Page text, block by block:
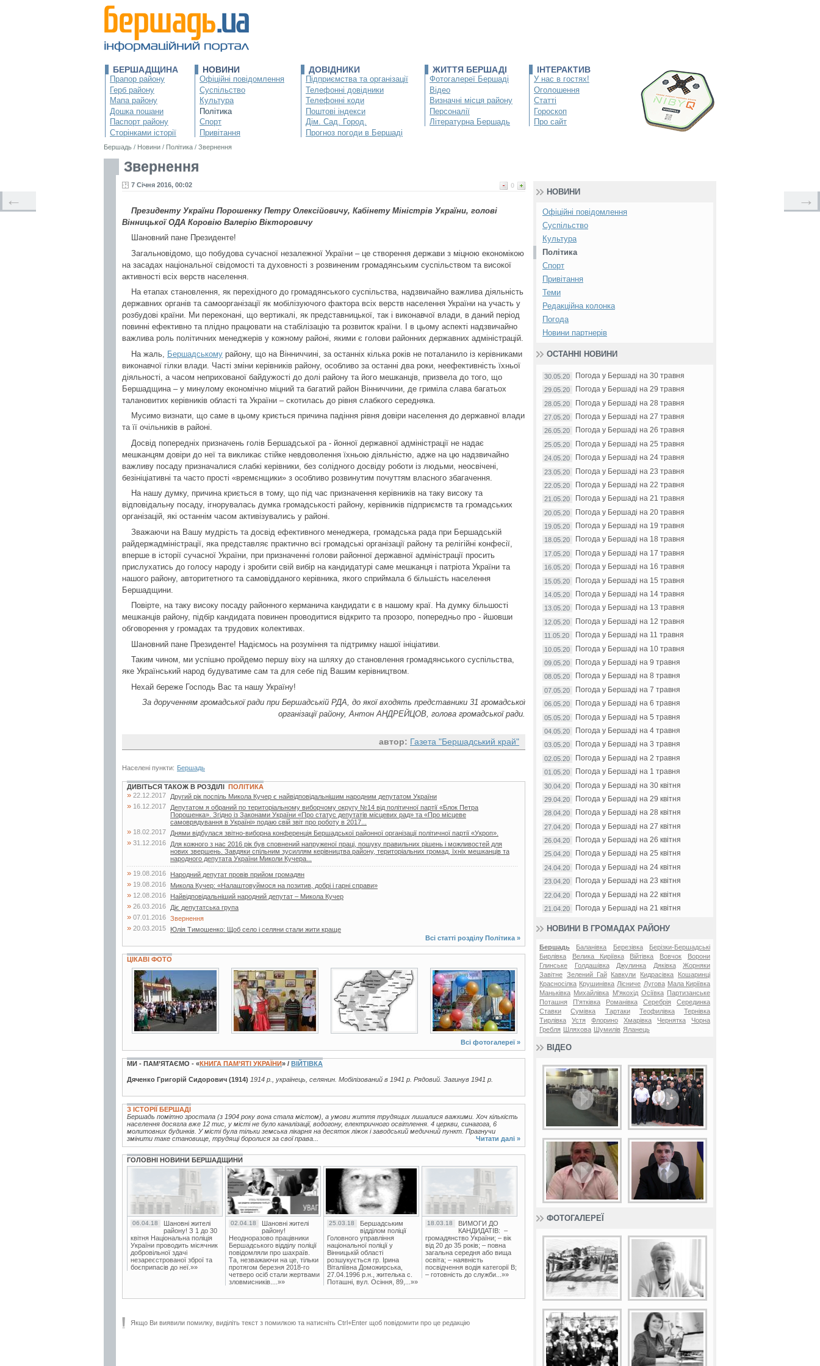
БЕРШАДЩИНА
Прапор району
Герб району
Мапа району
Дошка пошани
Паспорт району
Сторінками історії
НОВИНИ
Офіційні повідомлення
Суспільство
Культура
Політика
Спорт
Привітання
ДОВІДНИКИ
Підприємства та організації
Телефонні довідники
Телефонні коди
Поштові індекси
Дім. Сад. Город.
Прогноз погоди в Бершаді
ЖИТТЯ БЕРШАДІ
Фотогалереї Бершаді
Відео
Визначні місця району
Персоналії
Літературна Бершадь
ІНТЕРАКТИВ
У нас в гостях!
Оголошення
Статті
Гороскоп
Про сайт
Бершадь / Новини / Політика / Звернення
Звернення
0
7 Січня 2016, 00:02
Президенту України Порошенку Петру Олексійовичу, Кабінету Міністрів України, голові
Вінницької ОДА Коровію Валерію Вікторовичу
Шановний пане Президенте!
Загальновідомо, що побудова сучасної незалежної України – це створення держави з міцною економікою
на засадах національної свідомості та духовності з розвиненим громадянським суспільством та високої
активності всіх верств населення.
На етапах становлення, як перехідного до громадянського суспільства, надзвичайно важлива діяльність
державних органів та самоорганізації як мобілізуючого фактора всіх верств населення України на участь у
розбудові країни. Ми переконані, що вертикалі, як представницької, так і виконавчої влади, в даний період
повинні ефективно та плідно працювати на стабілізацію та розвиток країни. І в цьому аспекті надзвичайно
важлива роль політичних менеджерів у кожному районі, якими є голови районних державних адміністрацій.
На жаль, Бершадському району, що на Вінниччині, за останніх кілька років не поталанило із керівниками
виконавчої гілки влади. Часті зміни керівників району, особливо за останні два роки, неефективність їхньої
діяльності, а часом неприхованої байдужості до долі району та його мешканців, призвела до того, що
Бершадщина – у минулому економічно міцний та багатий район Вінниччини, де гриміла слава багатьох
талановитих керівників області та України – скотилась до рівня слабкого середняка.
Мусимо визнати, що саме в цьому криється причина падіння рівня довіри населення до державної влади
та її очільників в районі.
Досвід попередніх призначень голів Бершадської ра - йонної державної адміністрації не надає
мешканцям довіри до неї та викликає стійке невдоволення їхньою діяльністю, адже на цю надзвичайно
важливу посаду призначалися слабкі керівники, без солідного досвіду роботи із людьми, неосвічені,
безініціативні та часто прості «времєнщики» з особливо розвинутим почуттям власного збагачення.
На нашу думку, причина криється в тому, що під час призначення керівників на таку високу та
відповідальну посаду, ігнорувалась думка громадськості району, керівників підприємств та громадських
організацій, які останнім часом активізувались у районі.
Зважаючи на Вашу мудрість та досвід ефективного менеджера, громадська рада при Бершадській
райдержадміністрації, яка представляє практично всі громадські організації району та релігійні конфесії,
вперше в історії сучасної України, при призначенні голови районної державної адміністрації просить
прислухатись до голосу народу і зробити свій вибір на кандидатурі саме мешканця і патріота України та
нашого району, авторитетного та самовідданого керівника, якого сприймала б більшість населення
Бершадщини.
Повірте, на таку високу посаду районного керманича кандидати є в нашому краї. На думку більшості
мешканців району, підбір кандидата повинен проводитися відкрито та прозоро, попередньо про - йшовши
обговорення у громадах та трудових колективах.
Шановний пане Президенте! Надіємось на розуміння та підтримку нашої ініціативи.
Таким чином, ми успішно пройдемо першу віху на шляху до становлення громадянського суспільства,
яке Український народ будуватиме сам та для себе під Вашим керівництвом.
Нехай береже Господь Вас та нашу Україну!
За дорученням громадської ради при Бершадській РДА, до якої входять представники 31 громадської
організації району, Антон АНДРЕЙЦОВ, голова громадської ради.
автор: Газета "Бершадський край"
Населені пункти: Бершадь
← →
ДИВІТЬСЯ ТАКОЖ В РОЗДІЛІ ПОЛІТИКА
» 22.12.2017 Другий рік поспіль Микола Кучер є найвідповідальнішим народним депутатом України
» 16.12.2017
Депутатом я обраний по територіальному виборчому округу №14 від політичної партії «Блок Петра
Порошенка». Згідно із Законами України «Про статус депутатів місцевих рад» та «Про місцеве
самоврядування в Україні» подаю свій звіт про роботу в 2017...
» 18.02.2017 Днями відбулася звітно-виборна конференція Бершадської районної організації політичної партії «Укроп».
» 31.12.2016
Для кожного з нас 2016 рік був сповнений напруженої праці, пошуку правильних рішень і можливостей для
нових звершень. Завдяки спільним зусиллям керівництва району, територіальних громад, їхніх мешканців та
народного депутата України Миколи Кучера...
» 19.08.2016 Народний депутат провів прийом громадян
» 19.08.2016 Микола Кучер: «Налаштовуймося на позитив, добрі і гарні справи»
» 12.08.2016 Найвідповідальніший народний депутат – Микола Кучер
» 26.03.2016 Діє депутатська група
» 07.01.2016 Звернення
» 20.03.2015
Юлія Тимошенко: Щоб село і селяни стали жити краще
Всі статті розділу Політика »
ЦІКАВІ ФОТО
5 фото 5 фото 7 фото 8 фото
Всі фотогалереї »
МИ - ПАМ’ЯТАЄМО - «КНИГА ПАМ’ЯТІ УКРАЇНИ» / ВІЙТІВКА
Дяченко Григорій Сидорович (1914) 1914 р., українець, селянин. Мобілізований в 1941 р. Рядовий. Загинув 1941 р.
З ІСТОРІЇ БЕРШАДІ
Бершадь помітно зростала (з 1904 року вона стала містом), а умови життя трудящих лишалися важкими. Хоч кількість
населення досягла вже 12 тис, у місті не було каналізації, водогону, електричного освітлення. 4 церкви, синагога, 6
молитовних будинків. У місті була тільки земська лікарня на десяток ліжок і заводський медичний пункт. Прагнучи
змінити таке становище, трудящі боролися за свої права...
Читати далі »
ГОЛОВНІ НОВИНИ БЕРШАДЩИНИ
06.04.18
Шановні жителі
району! З 1 до 30
квітня Національна поліція
України проводить місячник
добровільної здачі
незареєстрованої зброї та
боєприпасів до неї.»»
02.04.18
Шановні жителі
району!
Неодноразово працівники
Бершадського відділу поліції
повідомляли про шахраїв.
Та, незважаючи на це, тільки
протягом березня 2018-го
четверо осіб стали жертвами
зловмисників....»»
25.03.18
Бершадським
відділом поліції
Головного управління
національної поліції у
Вінницькій області
розшукується гр. Ірина
Віталіївна Доможирська,
27.04.1996 р.н., жителька с.
Поташні, вул. Осіння, 89,...»»
18.03.18
ВИМОГИ ДО
КАНДИДАТІВ: –
громадянство України; – вік
від 20 до 35 років; – повна
загальна середня або вища
освіта; – наявність
посвідчення водія категорії В;
– готовність до служби...»»
Якщо Ви виявили помилку, виділіть текст з помилкою та натисніть Ctrl+Enter щоб повідомити про це редакцію
НОВИНИ
Офіційні повідомлення
Суспільство
Культура
Політика
Спорт
Привітання
Теми
Редакційна колонка
Погода
Новини партнерів
ОСТАННІ НОВИНИ
30.05.20 Погода у Бершаді на 30 травня
29.05.20 Погода у Бершаді на 29 травня
28.05.20 Погода у Бершаді на 28 травня
27.05.20 Погода у Бершаді на 27 травня
26.05.20 Погода у Бершаді на 26 травня
25.05.20 Погода у Бершаді на 25 травня
24.05.20 Погода у Бершаді на 24 травня
23.05.20 Погода у Бершаді на 23 травня
22.05.20 Погода у Бершаді на 22 травня
21.05.20 Погода у Бершаді на 21 травня
20.05.20 Погода у Бершаді на 20 травня
19.05.20 Погода у Бершаді на 19 травня
18.05.20 Погода у Бершаді на 18 травня
17.05.20 Погода у Бершаді на 17 травня
16.05.20 Погода у Бершаді на 16 травня
15.05.20 Погода у Бершаді на 15 травня
14.05.20 Погода у Бершаді на 14 травня
13.05.20 Погода у Бершаді на 13 травня
12.05.20 Погода у Бершаді на 12 травня
11.05.20 Погода у Бершаді на 11 травня
10.05.20 Погода у Бершаді на 10 травня
09.05.20 Погода у Бершаді на 9 травня
08.05.20 Погода у Бершаді на 8 травня
07.05.20 Погода у Бершаді на 7 травня
06.05.20 Погода у Бершаді на 6 травня
05.05.20 Погода у Бершаді на 5 травня
04.05.20 Погода у Бершаді на 4 травня
03.05.20 Погода у Бершаді на 3 травня
02.05.20 Погода у Бершаді на 2 травня
01.05.20 Погода у Бершаді на 1 травня
30.04.20 Погода у Бершаді на 30 квітня
29.04.20 Погода у Бершаді на 29 квітня
28.04.20 Погода у Бершаді на 28 квітня
27.04.20 Погода у Бершаді на 27 квітня
26.04.20 Погода у Бершаді на 26 квітня
25.04.20 Погода у Бершаді на 25 квітня
24.04.20 Погода у Бершаді на 24 квітня
23.04.20 Погода у Бершаді на 23 квітня
22.04.20 Погода у Бершаді на 22 квітня
21.04.20 Погода у Бершаді на 21 квітня
НОВИНИ В ГРОМАДАХ РАЙОНУ
Бершадь Баланівка Березівка
Берізки-Бершадські
Бирлівка
Велика Киріївка Війтівка Вовчок
Ворони
Глинське
Голдашівка Джулинка Дяківка
Жорняки
Завітне Зелений Гай Кавкули Кидрасівка
Кошаринці
Красносілка Крушинівка Лісниче Лугова Мала Киріївка
Маньківка Михайлівка М'якохід Осіївка
Партизанське
Поташня
П'ятківка Романівка Серебрія
Серединка
Ставки
Сумівка Тартаки Теофилівка
Тернівка
Тирлівка
Устя Флорино Хмарівка Чернятка
Чорна
Гребля Шляхова Шумилів Яланець
ВІДЕО
ФОТОГАЛЕРЕЇ